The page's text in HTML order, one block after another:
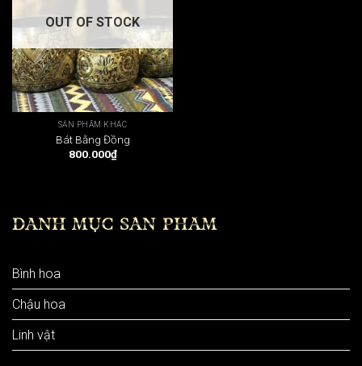
OUT OF STOCK
SẢN PHẨM KHÁC
Bát Bằng Đồng
800.000₫
DANH MỤC SẢN PHẨM
Bình hoa
Chậu hoa
Linh vật